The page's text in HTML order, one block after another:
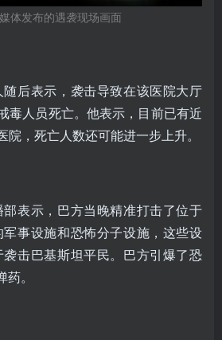
体发布的遇袭现场画面
后表示，袭击导致在该医院大厅
毒人员死亡。他表示，目前已有近
，死亡人数还可能进一步上升。
表示，巴方当晚精准打击了位于
事设施和恐怖分子设施，这些设
击巴基斯坦平民。巴方引爆了恐
。